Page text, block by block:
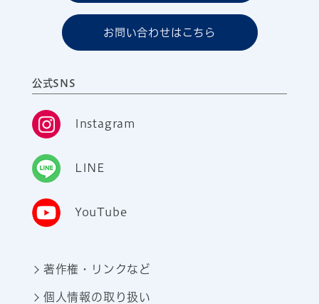
お問い合わせはこちら
公式SNS
Instagram
LINE
YouTube
著作権・リンクなど
個人情報の取り扱い